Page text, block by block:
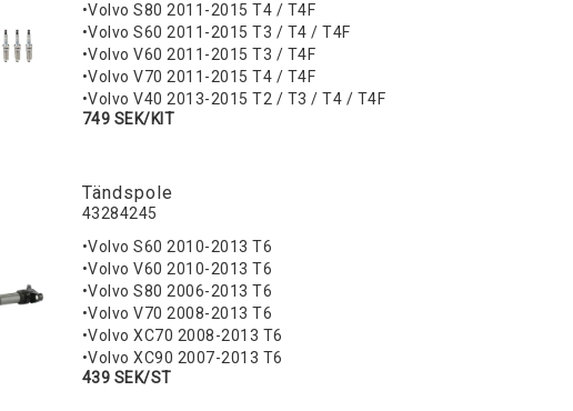
•Volvo S80 2011-2015 T4 / T4F
•Volvo S60 2011-2015 T3 / T4 / T4F
•Volvo V60 2011-2015 T3 / T4F
•Volvo V70 2011-2015 T4 / T4F
•Volvo V40 2013-2015 T2 / T3 / T4 / T4F
749 SEK/KIT
Tändspole
43284245
•Volvo S60 2010-2013 T6
•Volvo V60 2010-2013 T6
•Volvo S80 2006-2013 T6
•Volvo V70 2008-2013 T6
•Volvo XC70 2008-2013 T6
•Volvo XC90 2007-2013 T6
439 SEK/ST